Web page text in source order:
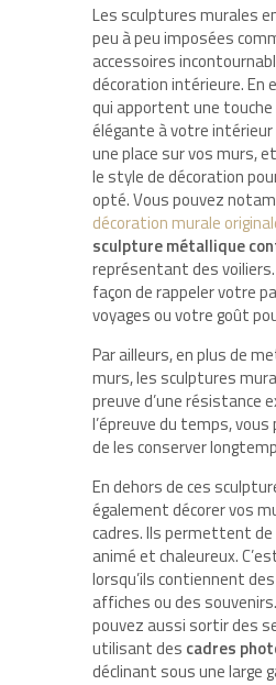
Les sculptures murales
peu à peu imposées
accessoires
décoration intérieure. En
qui apportent une
élégante à votre
une place sur vos murs,
le style de décoration
opté. Vous pouvez
décoration murale
sculpture métallique
représentant des voiliers.
façon de rappeler votre
voyages ou votre goût
Par ailleurs, en plus de
murs, les sculptures
preuve d’une résistance
l’épreuve du temps,
de les conserver
En dehors de ces
également décorer vos
cadres. Ils permettent
animé et chaleureux.
lorsqu’ils contiennent
affiches ou des
pouvez aussi sortir des
utilisant des cadres
déclinant sous une large